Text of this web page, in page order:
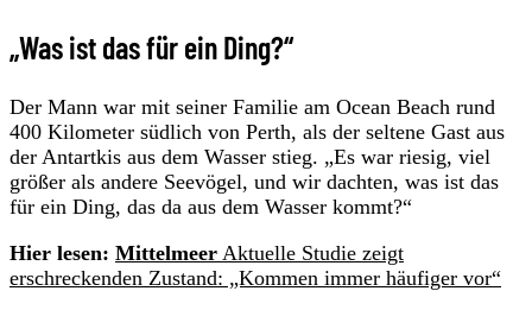
„Was ist das für ein Ding?“
Der Mann war mit seiner Familie am Ocean Beach rund
400 Kilometer südlich von Perth, als der seltene Gast aus
der Antartkis aus dem Wasser stieg. „Es war riesig, viel
größer als andere Seevögel, und wir dachten, was ist das
für ein Ding, das da aus dem Wasser kommt?“
Hier lesen: Mittelmeer Aktuelle Studie zeigt
erschreckenden Zustand: „Kommen immer häufiger vor“